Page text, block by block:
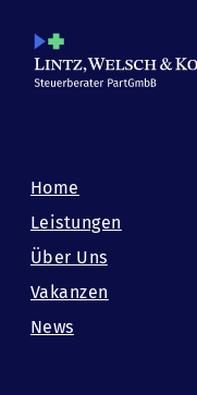
Home
Leistungen
Über Uns
Vakanzen
News